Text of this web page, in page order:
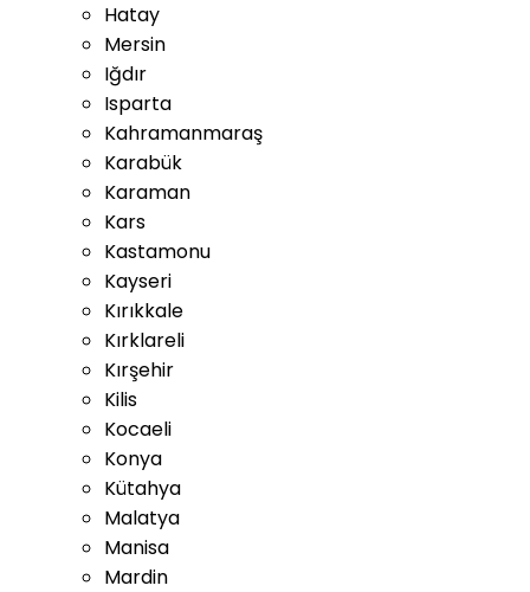
Hatay
Mersin
Iğdır
Isparta
Kahramanmaraş
Karabük
Karaman
Kars
Kastamonu
Kayseri
Kırıkkale
Kırklareli
Kırşehir
Kilis
Kocaeli
Konya
Kütahya
Malatya
Manisa
Mardin